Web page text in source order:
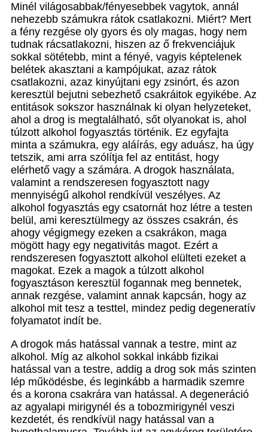
Minél világosabbak/fényesebbek vagytok, annál
nehezebb számukra rátok csatlakozni. Miért? Mert
a fény rezgése oly gyors és oly magas, hogy nem
tudnak rácsatlakozni, hiszen az ő frekvenciájuk
sokkal sötétebb, mint a fényé, vagyis képtelenek
belétek akasztani a kampójukat, azaz rátok
csatlakozni, azaz kinyújtani egy zsinórt, és azon
keresztül bejutni sebezhető csakráitok egyikébe. Az
entitások sokszor használnak ki olyan helyzeteket,
ahol a drog is megtalálható, sőt olyanokat is, ahol
túlzott alkohol fogyasztás történik. Ez egyfajta
minta a számukra, egy aláírás, egy aduász, ha úgy
tetszik, ami arra szólítja fel az entitást, hogy
elérhető vagy a számára. A drogok használata,
valamint a rendszeresen fogyasztott nagy
mennyiségű alkohol rendkívül veszélyes. Az
alkohol fogyasztás egy csatornát hoz létre a testen
belül, ami keresztülmegy az összes csakrán, és
ahogy végigmegy ezeken a csakrákon, maga
mögött hagy egy negativitás magot. Ezért a
rendszeresen fogyasztott alkohol elülteti ezeket a
magokat. Ezek a magok a túlzott alkohol
fogyasztáson keresztül fogannak meg bennetek,
annak rezgése, valamint annak kapcsán, hogy az
alkohol mit tesz a testtel, mindez pedig degeneratív
folyamatot indít be.
A drogok más hatással vannak a testre, mint az
alkohol. Míg az alkohol sokkal inkább fizikai
hatással van a testre, addig a drog sok más szinten
lép működésbe, és leginkább a harmadik szemre
és a korona csakrára van hatással. A degeneráció
az agyalapi mirigynél és a tobozmirigynél veszi
kezdetét, és rendkívül nagy hatással van a